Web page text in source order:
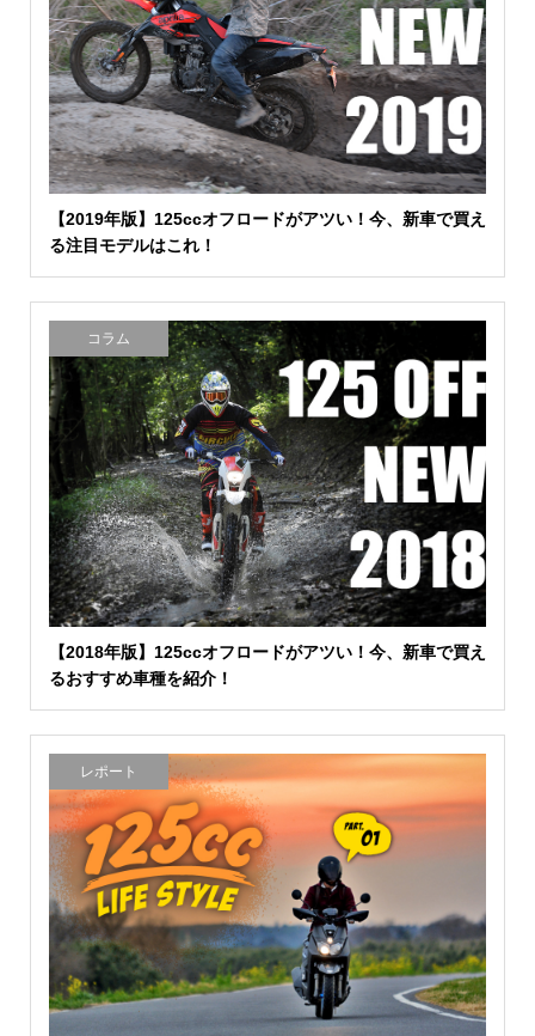
【2019年版】125ccオフロードがアツい！今、新車で買え
る注目モデルはこれ！
コラム
【2018年版】125ccオフロードがアツい！今、新車で買え
るおすすめ車種を紹介！
レポート